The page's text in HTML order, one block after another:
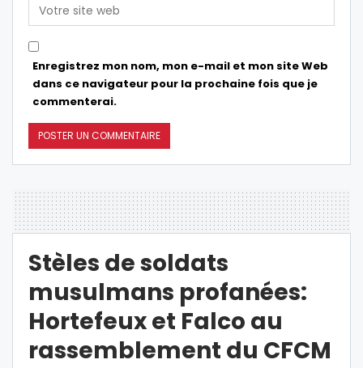
Enregistrez mon nom, mon e-mail et mon site Web
dans ce navigateur pour la prochaine fois que je
commenterai.
Stèles de soldats
musulmans profanées:
Hortefeux et Falco au
rassemblement du CFCM